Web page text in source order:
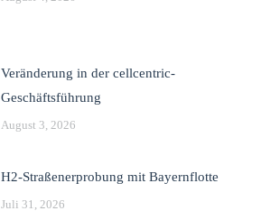
Veränderung in der cellcentric-
Geschäftsführung
August 3, 2026
H2-Straßenerprobung mit Bayernflotte
Juli 31, 2026